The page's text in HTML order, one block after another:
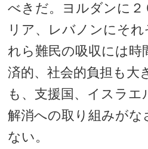
べきだ。ヨルダンに２
リア、レバノンにそれ
れら難民の吸収には時
済的、社会的負担も大
も、支援国、イスラエ
解消への取り組みがな
ない。